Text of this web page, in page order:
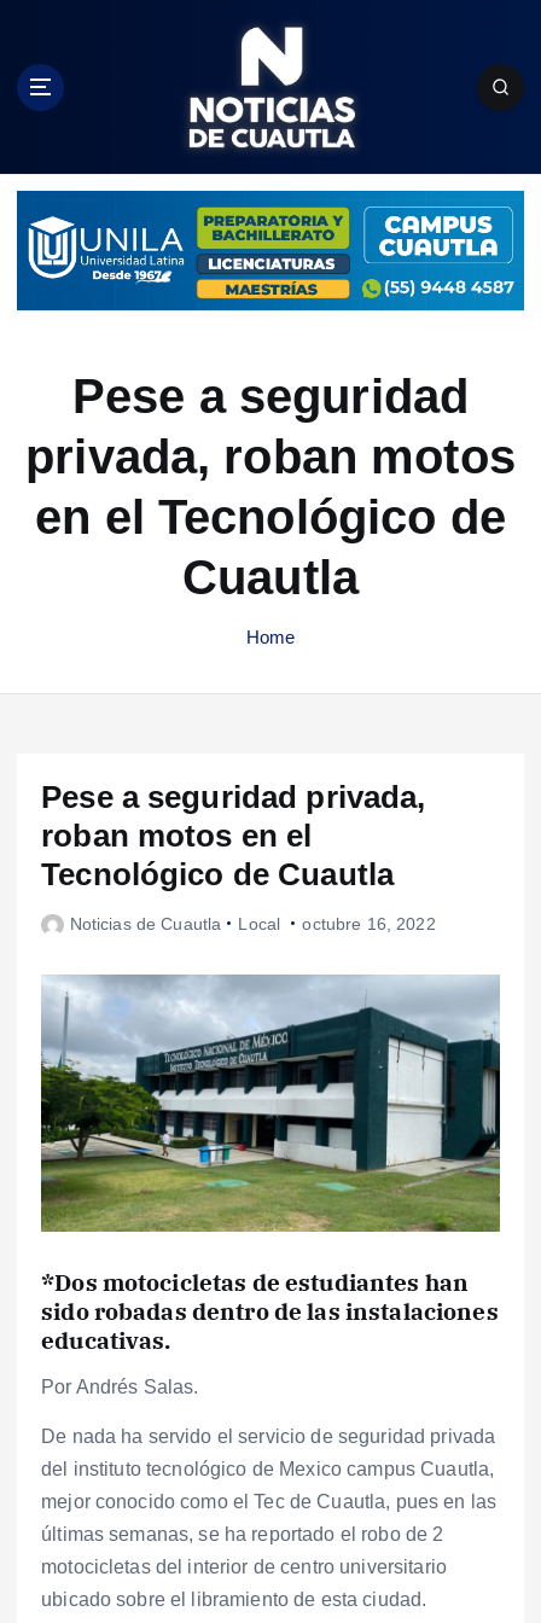
c
Pese a seguridad
privada, roban motos
en el Tecnológico de
Cuautla
Home
Pese a seguridad privada,
roban motos en el
Tecnológico de Cuautla
Noticias de Cuautla Local octubre 16, 2022
*Dos motocicletas de estudiantes han
sido robadas dentro de las instalaciones
educativas.
Por Andrés Salas.
De nada ha servido el servicio de seguridad privada
del instituto tecnológico de Mexico campus Cuautla,
mejor conocido como el Tec de Cuautla, pues en las
últimas semanas, se ha reportado el robo de 2
motocicletas del interior de centro universitario
ubicado sobre el libramiento de esta ciudad.